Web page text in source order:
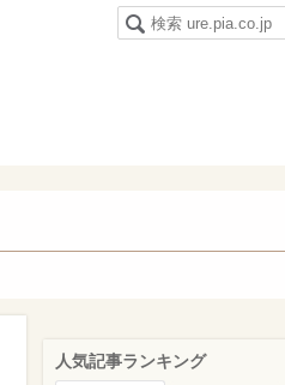
人気記事ランキング